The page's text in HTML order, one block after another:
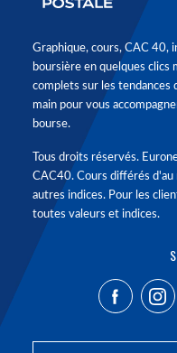
Graphique, cours, CAC 40,
boursière en quelques clics
complets sur les tendances
main pour vous
bourse.
Tous droits réservés.
CAC40. Cours différés
autres indices. Pour les
toutes valeurs et indices.